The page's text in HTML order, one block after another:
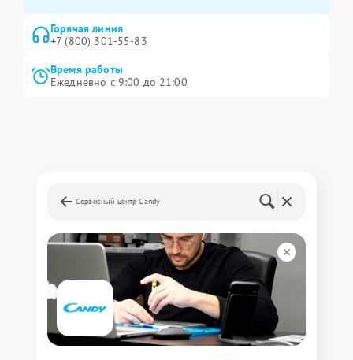
Горячая линия
+7 (800) 301-55-83
Время работы
Ежедневно с 9:00 до 21:00
Сервисный центр Candy